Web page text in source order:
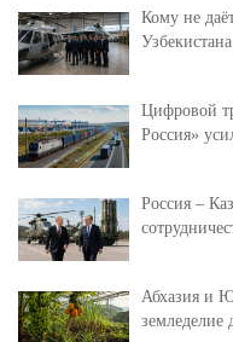
Кому не
Цифровой
Россия»
Россия –
Абхазия и
земледелие